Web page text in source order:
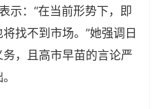
示：“在当前形势下，即
找不到市场。”她强调日
，且高市早苗的言论严